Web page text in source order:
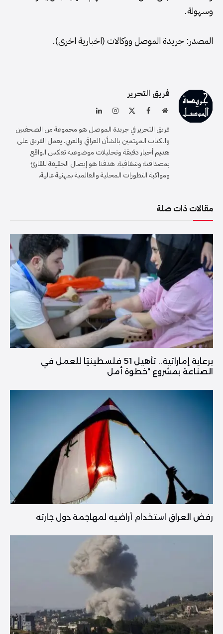
وسهولة.
المصدر: جريدة الموصل ووكالات (اخبارية اخرى).
فريق التحرير
موقعفيسبوك الانستغرام
لينكدإن
فريق التحرير في جريدة الموصل هو مجموعة من الصحفيين
والكتاب المهتمين بالشأن العراقي والعربي. يعمل الفريق على
تقديم أخبار دقيقة وتحليلات موضوعية تعكس الواقع
بمصداقية وشفافية. هدفنا هو إيصال الحقيقة للقارئ
ومواكبة التطورات المحلية والعالمية بمهنية عالية.
مقالات ذات صلة
برعاية إماراتية.. تأهيل 51 فلسطينيًا للعمل في
الصناعة بمشروع “خطوة أمل
رفض العراق استخدام أراضيه لمهاجمة دول جارته